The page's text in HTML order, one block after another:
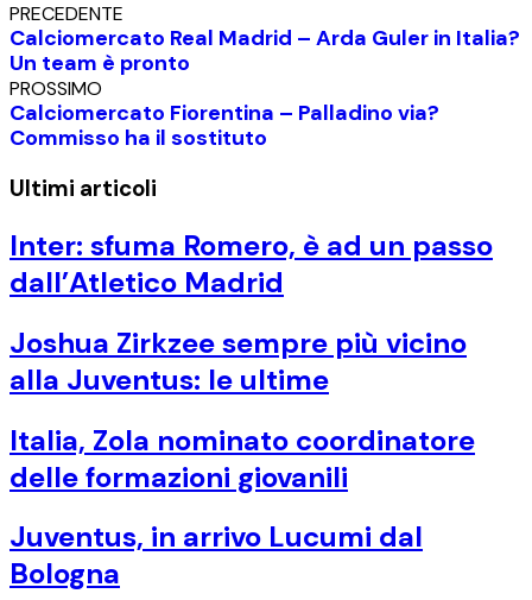
PRECEDENTE
Calciomercato Real Madrid – Arda Guler in Italia?
Un team è pronto
PROSSIMO
Calciomercato Fiorentina – Palladino via?
Commisso ha il sostituto
Ultimi articoli
Inter: sfuma Romero, è ad un passo
dall’Atletico Madrid
Joshua Zirkzee sempre più vicino
alla Juventus: le ultime
Italia, Zola nominato coordinatore
delle formazioni giovanili
Juventus, in arrivo Lucumi dal
Bologna